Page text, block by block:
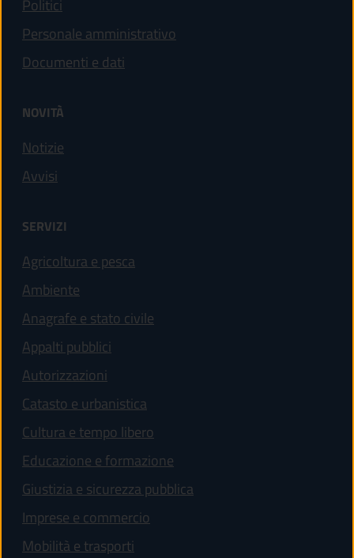
Politici
Personale amministrativo
Documenti e dati
NOVITÀ
Notizie
Avvisi
SERVIZI
Agricoltura e pesca
Ambiente
Anagrafe e stato civile
Appalti pubblici
Autorizzazioni
Catasto e urbanistica
Cultura e tempo libero
Educazione e formazione
Giustizia e sicurezza pubblica
Imprese e commercio
Mobilità e trasporti